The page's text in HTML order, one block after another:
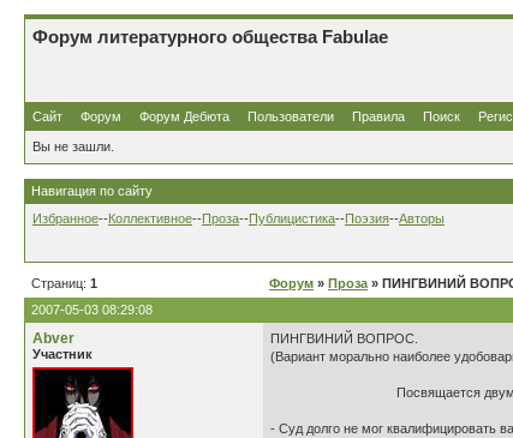
Форум литературного общества Fabulae
Сайт Форум Форум Дебюта Пользователи Правила Поиск
Вы не зашли.
Навигация по сайту
Избранное--Коллективное--Проза--Публицистика--Поэзия--Авторы
Страниц: 1 Форум » Проза » ПИНГВИНИЙ
2007-05-03 08:29:08
Abver
Участник
ПИНГВИНИЙ ВОПРОС.
(Вариант морально наиболее
Посвящается двум
- Суд долго не мог квалифицировать